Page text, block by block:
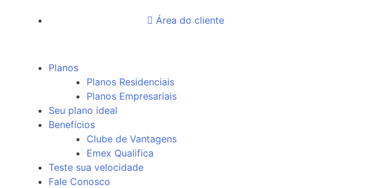
Área do cliente
Planos
Planos Residenciais
Planos Empresariais
Seu plano ideal
Benefícios
Clube de Vantagens
Emex Qualifica
Teste sua velocidade
Fale Conosco